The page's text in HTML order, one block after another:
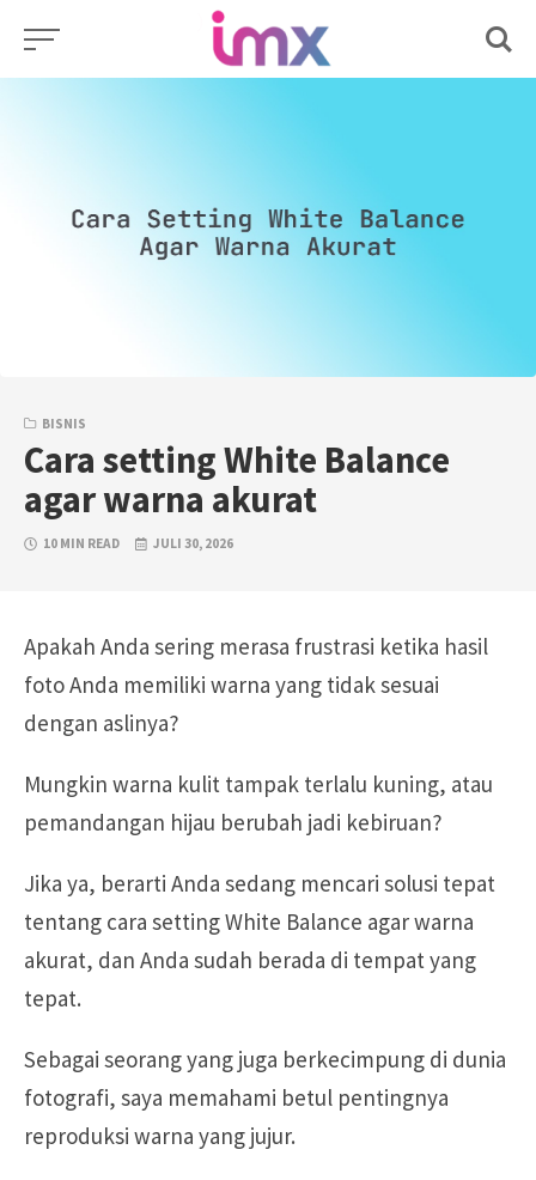
BISNIS
Cara setting White Balance
agar warna akurat
10 MIN READ JULI 30, 2026
Apakah Anda sering merasa frustrasi ketika hasil
foto Anda memiliki warna yang tidak sesuai
dengan aslinya?
Mungkin warna kulit tampak terlalu kuning, atau
pemandangan hijau berubah jadi kebiruan?
Jika ya, berarti Anda sedang mencari solusi tepat
tentang cara setting White Balance agar warna
akurat, dan Anda sudah berada di tempat yang
tepat.
Sebagai seorang yang juga berkecimpung di dunia
fotografi, saya memahami betul pentingnya
reproduksi warna yang jujur.